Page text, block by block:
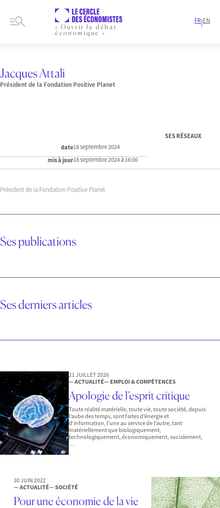
« Ouvrir le débat
économique »
FR|EN
Jacques Attali
Président de la Fondation Positive Planet
SES RÉSEAUX
date18 septembre 2024
mis à jour18 septembre 2024 à 16:00
Président de la Fondation Positive Planet
Ses publications
Ses derniers articles
21 JUILLET 2026
— ACTUALITÉ— EMPLOI & COMPÉTENCES
Apologie de l’esprit critique
Toute réalité matérielle, toute vie, toute société, depuis
l’aube des temps, sont faites d’énergie et
d’information, l’une au service de l’autre, tant
matériellement que biologiquement,
technologiquement, économiquement, socialement,
…
30 JUIN 2022
— ACTUALITÉ— SOCIÉTÉ
Pour une économie de la vie